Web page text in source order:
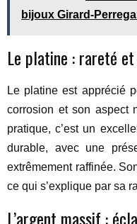
bijoux Girard-
Le platine : rareté
Le platine est apprécié
corrosion et son aspect
pratique, c’est un
durable, avec une
extrêmement raffinée.
ce qui s’explique par sa
L’argent massif :